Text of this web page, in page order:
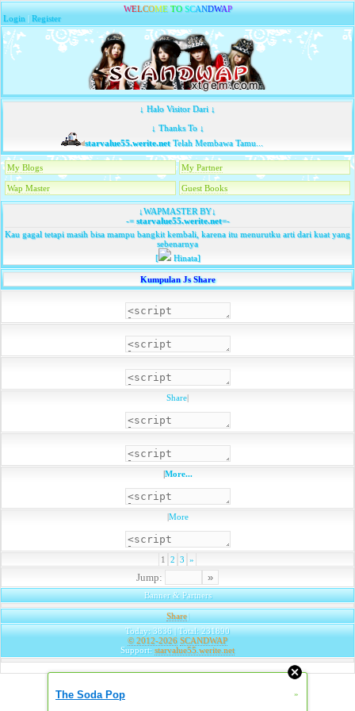
WELCOME TO SCANDWAP
Login |Register
↓ Halo Visitor Dari ↓
↓ Thanks To ↓
starvalue55.werite.netTelah Membawa Tamu...
My Blogs My Partner
Wap Master Guest Books
↓WAPMASTER BY↓
-=starvalue55.werite.net=-
Kau gagal tetapi masih bisa mampu bangkit kembali, karena itu menurutku arti dari kuat yang
sebenarnya
[
Hinata]
Kumpulan Js Share
Share|
|More...
|More
1 2 3 »
Jump:
Banner & Partners
Share|
Today: 3836 | Total: 231890
© 2012-2026 SCANDWAP
Support: starvalue55.werite.net
The Soda Pop »